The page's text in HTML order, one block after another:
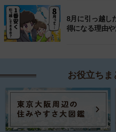
8月に引っ越し
得になる理由
お役立ちま